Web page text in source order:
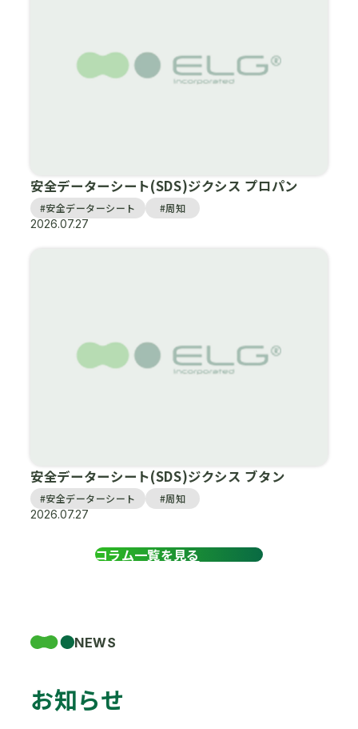
安全データーシート(SDS)ジクシス プロパン
#安全データーシート
#周知
2026.07.27
安全データーシート(SDS)ジクシス ブタン
#安全データーシート
#周知
2026.07.27
コラム一覧を見る
NEWS
お知らせ